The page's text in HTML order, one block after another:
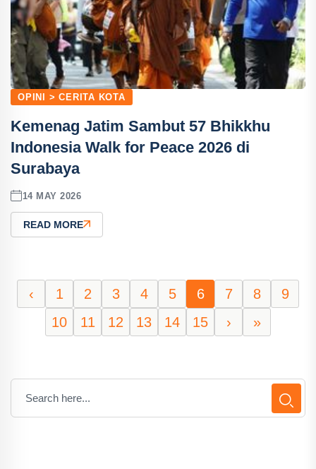
OPINI > CERITA KOTA
Kemenag Jatim Sambut 57 Bhikkhu
Indonesia Walk for Peace 2026 di
Surabaya
14 MAY 2026
READ MORE
‹ 1 2 3 4 5 6 7 8
9
10
11 12 13 14 15 › »